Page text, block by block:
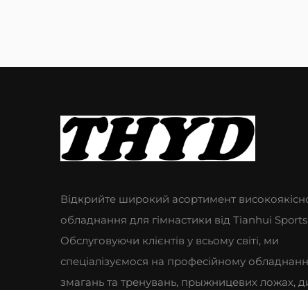
Відкрийте широкий асортимент
обладнання для гімнастики від Tianhui
Обслуговуючи клієнтів у всьому світі, ми
спеціалізуємося на професійному
змагань та тренувань, прыжницевих ложах,